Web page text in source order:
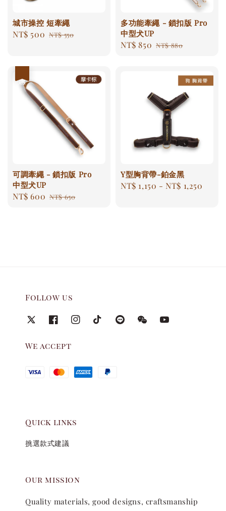
城市操控 短牽繩
Sale
NT$ 500 Regular
NT$ 550
多功能牽繩 - 鎖扣版 Pro
中型犬UP
Sale
NT$ 850 Regular
NT$ 880
可調牽繩 - 鎖扣版 Pro
中型犬UP
Sale
NT$ 600 Regular
NT$ 650
Y型胸背帶-鉑金黑
Regular
NT$ 1,150 -NT$ 1,250
Follow us
We accept
Quick links
挑選款式建議
Our mission
Quality materials, good designs, craftsmanship